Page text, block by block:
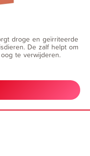
droge en geïrriteerde
De zalf helpt om
te verwijderen.